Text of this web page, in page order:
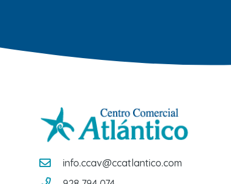
info.ccav@ccatlantico.com